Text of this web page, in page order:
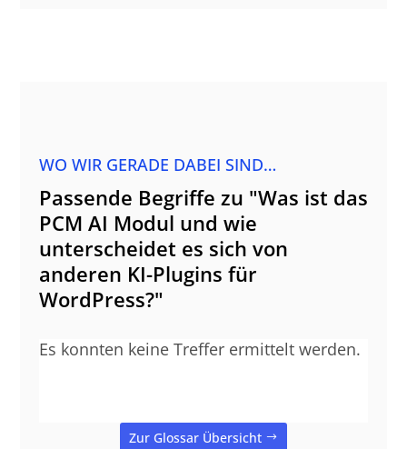
WO WIR GERADE DABEI SIND…
Passende Begriffe zu "Was ist das
PCM AI Modul und wie
unterscheidet es sich von
anderen KI-Plugins für
WordPress?"
Es konnten keine Treffer ermittelt werden.
Zur Glossar Übersicht